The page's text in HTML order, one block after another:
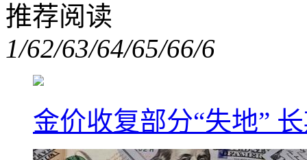
推荐阅读
1/62/63/64/65/66/6
金价收复部分“失地”